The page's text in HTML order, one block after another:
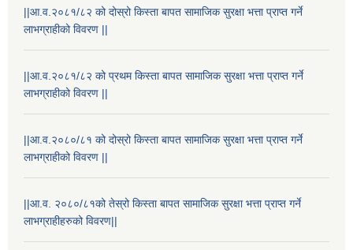
||आ.व.२०८१/८२ को दोस्रो किस्ता बापत सामाजिक सुरक्षा भत्ता प्राप्त गर्ने
लाभग्राहीको विवरण ||
||आ.व.२०८१/८२ को प्रथम किस्ता बापत सामाजिक सुरक्षा भत्ता प्राप्त गर्ने
लाभग्राहीको विवरण ||
||आ.व.२०८०/८१ को दोस्रो किस्ता बापत सामाजिक सुरक्षा भत्ता प्राप्त गर्ने
लाभग्राहीको विवरण ||
||आ.व. २०८०/८१को तेस्रो किस्ता बापत सामाजिक सुरक्षा भत्ता प्राप्त गर्ने
लाभग्राहीहरुको विवरण||